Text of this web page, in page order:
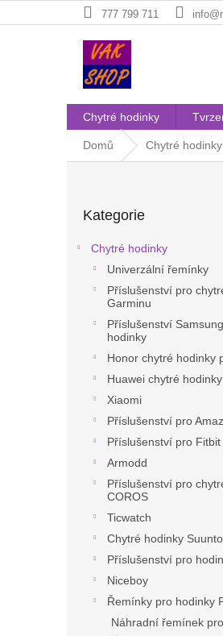
na
777 799 711
Chytré hodinky
Domů Chytré hodinky
kategorie
Kategorie
Chytré hodinky
Univerzální řemínky
Příslušenství pro
Garminu
Příslušenství
hodinky
Honor chytré hodinky
Huawei chytré
Xiaomi
Příslušenství pro
Příslušenství pro Fitbit
Armodd
Příslušenství pro
COROS
Ticwatch
Chytré hodinky
Příslušenství pro
Niceboy
Řemínky pro hodinky
Náhradní řemínek